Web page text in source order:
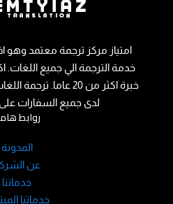
روابط
المدونة
عن
خدماتنا
خدماتنا
امتياز مركز ترجمة معتمد
خبرة اكثر من 20 عاما.
لدى جميع السفارات